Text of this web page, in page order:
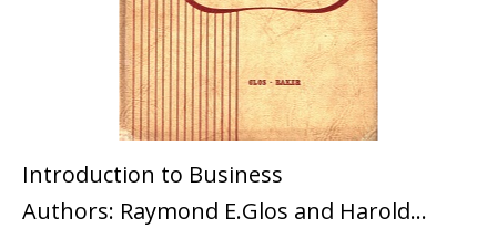
Introduction to Business
Authors: Raymond E.Glos and Harold...
ব্যবসা ...